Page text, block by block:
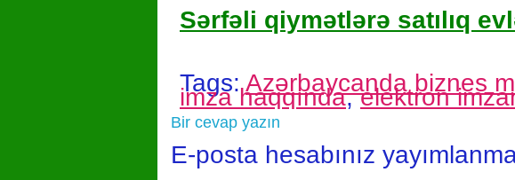
Sərfəli qiymətlərə satılıq
Tags:Azərbaycanda biznes
imza haqqında,elektron
Bir cevap yazın
E-posta hesabınız